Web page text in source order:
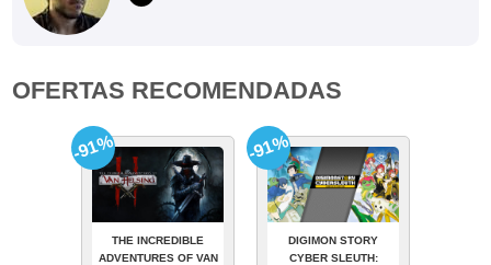
OFERTAS RECOMENDADAS
THE INCREDIBLE
ADVENTURES OF VAN
-91%
DIGIMON STORY
CYBER SLEUTH:
-91%